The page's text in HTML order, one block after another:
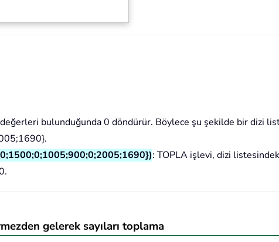
bulunduğunda 0 döndürür. Böylece şu şekilde bir dizi
: TOPLA işlevi, dizi
gelerek sayıları toplama